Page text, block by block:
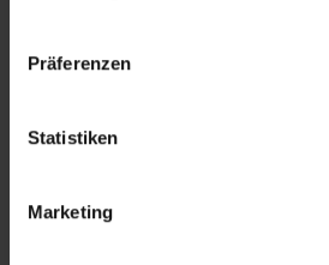
Präferenzen
Statistiken
Marketing